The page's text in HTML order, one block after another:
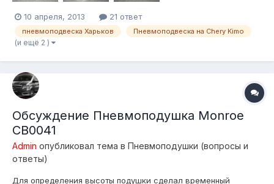
10 апреля, 2013 21 ответ
пневмоподвеска Харьков Пневмоподвеска на Chery Kimo
(и ещё 2 )
Обсуждение Пневмоподушка Monroe
CB0041
Admin опубликовал тема в Пневмоподушки (вопросы и
ответы)
Для определения высоты подушки сделал временный